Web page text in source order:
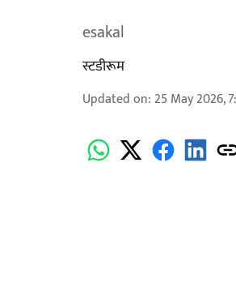
esakal
स्टडीरूम
Updated on: 25 May 2026,